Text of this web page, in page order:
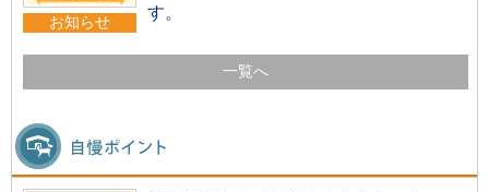
お知らせ
す。
一覧へ